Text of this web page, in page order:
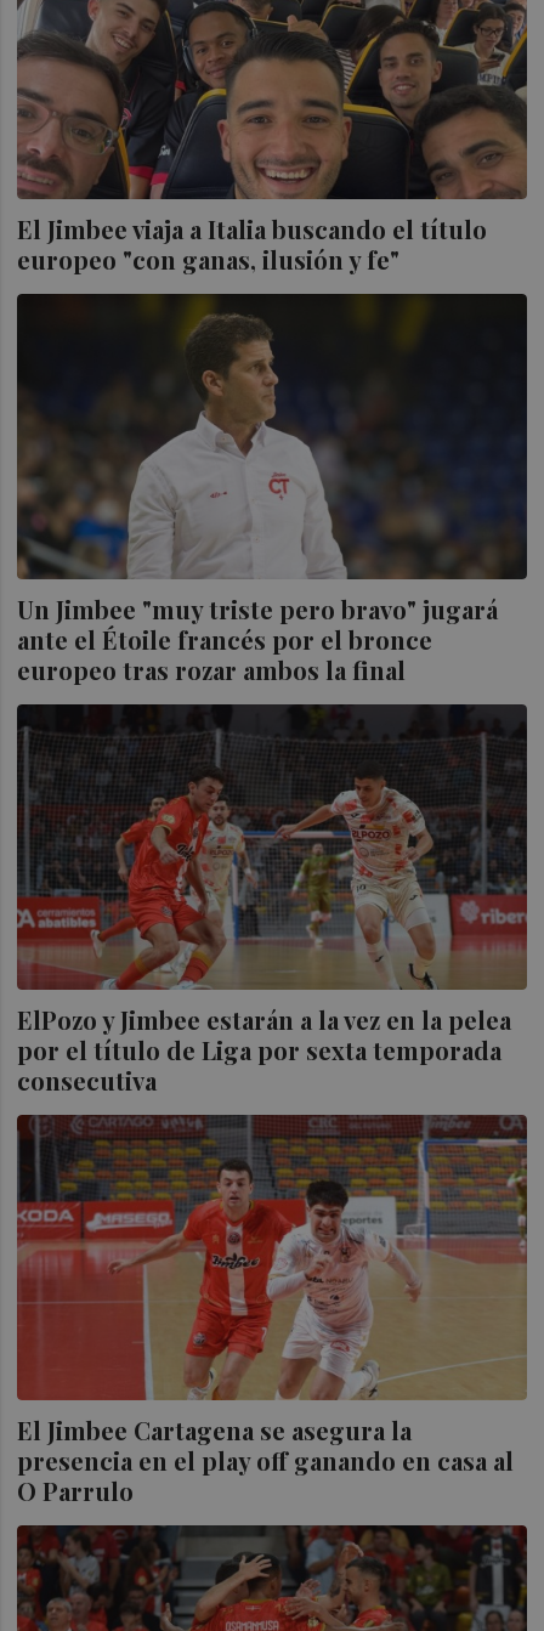
El Jimbee viaja a Italia buscando el título
europeo "con ganas, ilusión y fe"
Un Jimbee "muy triste pero bravo" jugará
ante el Étoile francés por el bronce
europeo tras rozar ambos la final
ElPozo y Jimbee estarán a la vez en la pelea
por el título de Liga por sexta temporada
consecutiva
El Jimbee Cartagena se asegura la
presencia en el play off ganando en casa al
O Parrulo